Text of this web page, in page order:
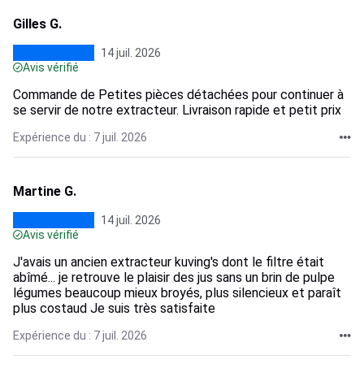
Gilles G.
14 juil. 2026
Avis vérifié
Commande de Petites pièces détachées pour continuer à
se servir de notre extracteur. Livraison rapide et petit prix
Expérience du : 7 juil. 2026
Martine G.
14 juil. 2026
Avis vérifié
J'avais un ancien extracteur kuving's dont le filtre était
abîmé... je retrouve le plaisir des jus sans un brin de pulpe
légumes beaucoup mieux broyés, plus silencieux et paraît
plus costaud Je suis très satisfaite
Expérience du : 7 juil. 2026